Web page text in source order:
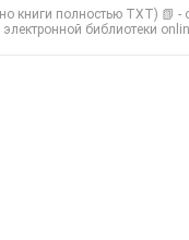
книги полностью TXT) 📗 -
электронной библиотеки